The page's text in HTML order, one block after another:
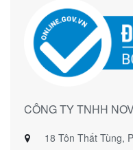
CÔNG TY TNHH
18 Tôn Thất Tùng,